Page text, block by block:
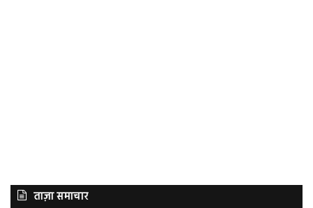
ताज़ा समाचार